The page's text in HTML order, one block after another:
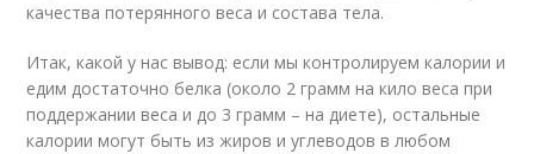
качества потерянного веса и состава тела.
Итак, какой у нас вывод: если мы контролируем калории и
едим достаточно белка (около 2 грамм на кило веса при
поддержании веса и до 3 грамм – на диете), остальные
калории могут быть из жиров и углеводов в любом